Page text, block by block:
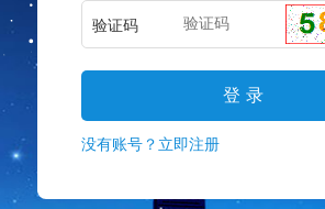
验证码
没有账号？立即注册